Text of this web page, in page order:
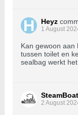
Heyz
1 August
Kan gewoon aan
tussen toilet en
sealbag werkt het
SteamBoat
2 August